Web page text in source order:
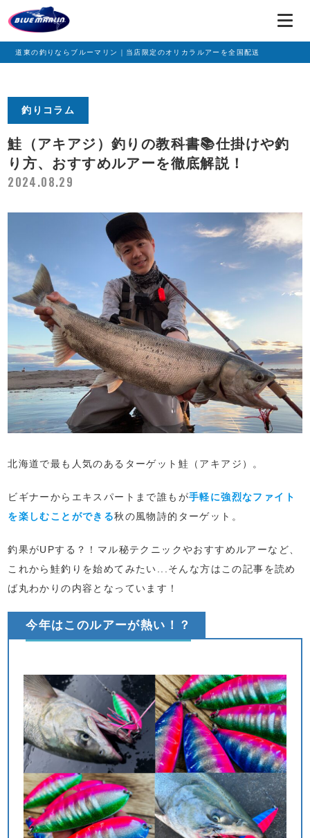
道東の釣りならブルーマリン｜当店限定のオリカラルアーを全国配送
釣りコラム
鮭（アキアジ）釣りの教科書📚仕掛けや釣
り方、おすすめルアーを徹底解説！
2024.08.29
北海道で最も人気のあるターゲット鮭（アキアジ）。
ビギナーからエキスパートまで誰もが手軽に強烈なファイト
を楽しむことができる秋の風物詩的ターゲット。
釣果がUPする？！マル秘テクニックやおすすめルアーなど、
これから鮭釣りを始めてみたい...そんな方はこの記事を読め
ば丸わかりの内容となっています！
今年はこのルアーが熱い！？